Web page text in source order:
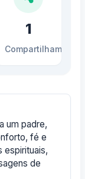
1
Compartilhamentos
um padre,
fé e
espirituais,
de